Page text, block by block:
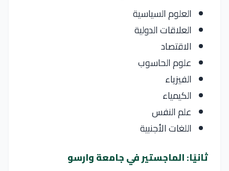
العلوم السياسية
العلاقات الدولية
الاقتصاد
علوم الحاسوب
الفيزياء
الكيمياء
علم النفس
اللغات الأجنبية
ثانيًا: الماجستير في جامعة وارسو